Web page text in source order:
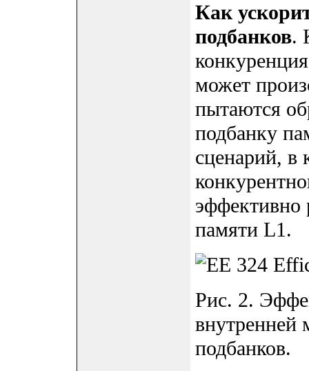
Как
подбанков.
может
пытаются
подбанку
сценарий, в
эффективно
памяти L1.
Рис. 2.
внутренней
подбанков.